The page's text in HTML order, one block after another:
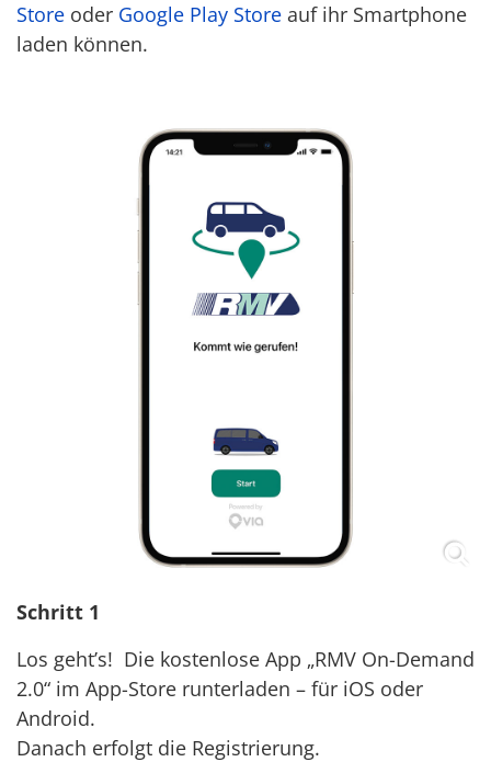
Store oder Google Play Store auf ihr Smartphone
laden können.
Schritt 1
Los geht’s! Die kostenlose App „RMV On-Demand
2.0“ im App-Store runterladen – für iOS oder
Android.
Danach erfolgt die Registrierung.